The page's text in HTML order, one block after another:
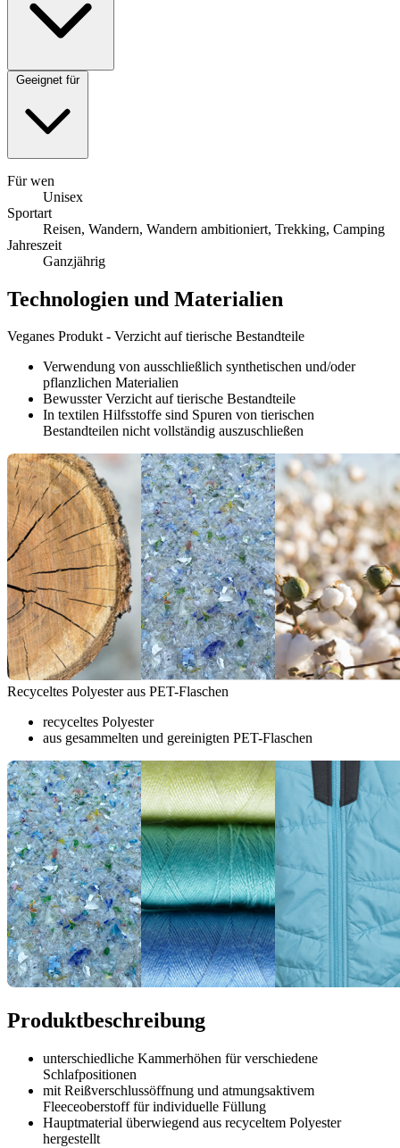
Geeignet für
Für wen
Unisex
Sportart
Reisen, Wandern, Wandern ambitioniert, Trekking, Camping
Jahreszeit
Ganzjährig
Technologien und Materialien
Veganes Produkt - Verzicht auf tierische Bestandteile
Verwendung von ausschließlich synthetischen und/oder
pflanzlichen Materialien
Bewusster Verzicht auf tierische Bestandteile
In textilen Hilfsstoffe sind Spuren von tierischen
Bestandteilen nicht vollständig auszuschließen
Recyceltes Polyester aus PET-Flaschen
recyceltes Polyester
aus gesammelten und gereinigten PET-Flaschen
Produktbeschreibung
unterschiedliche Kammerhöhen für verschiedene
Schlafpositionen
mit Reißverschlussöffnung und atmungsaktivem
Fleeceoberstoff für individuelle Füllung
Hauptmaterial überwiegend aus recyceltem Polyester
hergestellt